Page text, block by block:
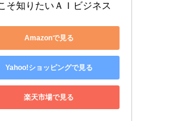
そ知りたいＡＩビジネス
Amazonで見る
Yahoo!ショッピングで見る
楽天市場で見る